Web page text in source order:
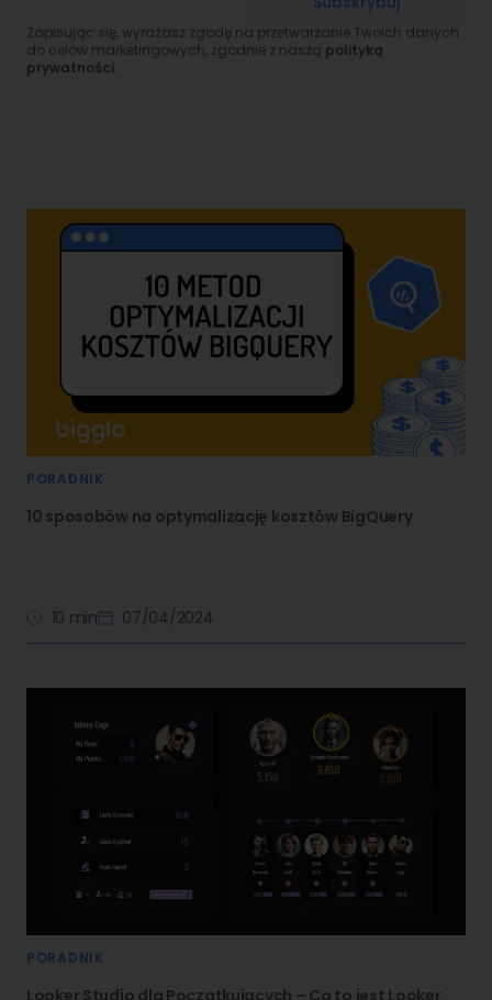
Zapisując się, wyrażasz zgodę na przetwarzanie Twoich danych
do celów marketingowych, zgodnie z naszą polityką
prywatności.
PORADNIK
10 sposobów na optymalizację kosztów BigQuery
10 min 07/04/2024
PORADNIK